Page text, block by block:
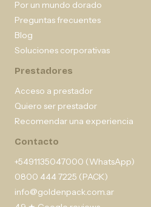
Por un mundo dorado
Preguntas frecuentes
Blog
Soluciones corporativas
Prestadores
Acceso a prestador
Quiero ser prestador
Recomendar una experiencia
Contacto
+5491135047000 (WhatsApp)
0800 444 7225 (PACK)
info@goldenpack.com.ar